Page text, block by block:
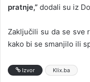
pratnje,” dodali su iz
Zaključili su da se sve
kako bi se smanjilo ili
Izvor Klix.ba